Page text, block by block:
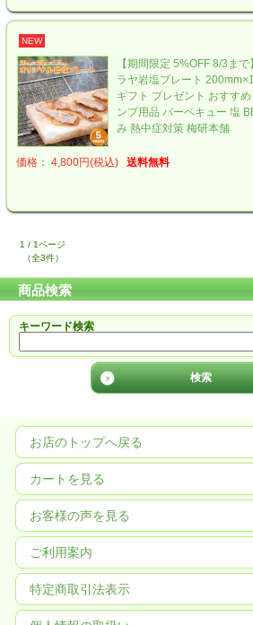
NEW
【期間限定 5%OFF 8/3ま
ラヤ岩塩プレート
ギフト プレゼント おすす
ンプ用品 バーベキュー 塩
み 熱中症対策 梅研本舗
価格： 4,800円(税込) 送料無料
1 / 1ページ
（全3件）
商品検索
キーワード検索
お店のトップへ戻る
カートを見る
お客様の声を見る
ご利用案内
特定商取引法表示